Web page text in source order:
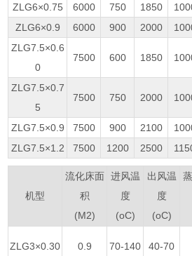
ZLG6×0.75
6000 750 1850
ZLG6×0.9
6000 900 2000
ZLG7.5×0.6
0
7500 600 1850
ZLG7.5×0.7
5
7500 750 2000
ZLG7.5×0.9 7500 900 2100
ZLG7.5×1.2
7500 1200 2500
机型
流化床面
积
(M2)
进风温
度
(oC)
出风温
度
(oC)
ZLG3×0.30 0.9 70-140 40-70